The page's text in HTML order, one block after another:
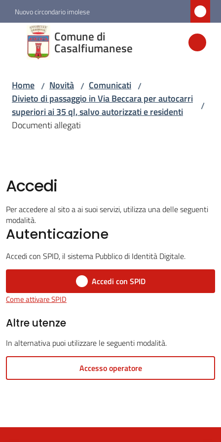
Vai al contenuto
Vai alla navigazione
Vai al footer
Nuovo circondario imolese
Comune di
Casalfiumanese
Comune di
Casalfiumanese
Amministrazione
Novità
Menu selezionato
Vivere
Casalfiumanese
5x1000
Servizi
line
Tutti
argomenti
Home / Novità / Comunicati /
Divieto di passaggio in Via Beccara per autocarri
superiori ai 35 ql, salvo autorizzati e residenti
/
Documenti allegati
Accedi
Per accedere al sito a ai suoi servizi, utilizza una delle seguenti
modalità.
Autenticazione
Accedi con SPID, il sistema Pubblico di Identità Digitale.
Accedi con SPID
Come attivare SPID
Altre utenze
In alternativa puoi utilizzare le seguenti modalità.
Accesso operatore